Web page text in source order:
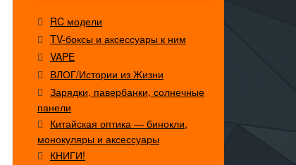
RC модели
TV-боксы и аксессуары к ним
VAPE
ВЛОГ/Истории из Жизни
Зарядки, павербанки, солнечные
панели
Китайская оптика — бинокли,
монокуляры и аксессуары
КНИГИ!